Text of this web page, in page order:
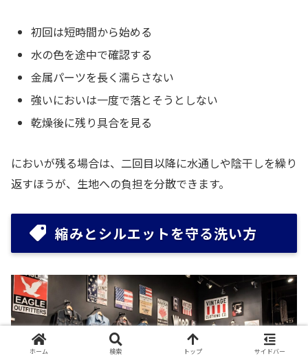
初回は短時間から始める
水の色を途中で確認する
金属パーツを長く濡らさない
強いにおいは一度で落とそうとしない
乾燥後に残り具合を見る
においが残る場合は、二回目以降に水通しや陰干しを繰り
返すほうが、生地への負担を分散できます。
縮みとシルエットを守る洗い方
ホーム 検索 トップ サイドバー